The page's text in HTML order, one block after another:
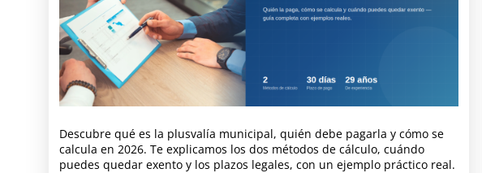
Descubre qué es la plusvalía municipal, quién debe pagarla y cómo se
calcula en 2026. Te explicamos los dos métodos de cálculo, cuándo
puedes quedar exento y los plazos legales, con un ejemplo práctico real.